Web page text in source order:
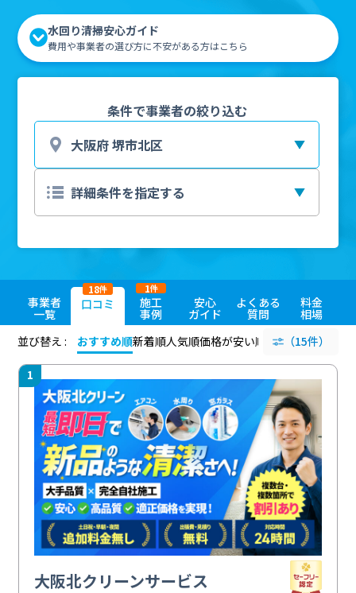
水回り清掃安心ガイド
費用や事業者の選び方に不安がある方はこちら
条件で事業者の絞り込む
事業者
一覧
口コミ
18件
施工
事例
1件
安心
ガイド
よくある
質問
料金
相場
並び替え :
おすすめ順新着順人気順価格が安い順 評価が高い順
（15件）
1
大阪北クリーンサービス